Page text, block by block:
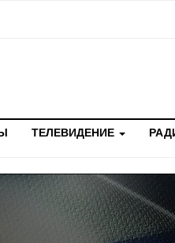
ТЕЛЕВИДЕНИЕ